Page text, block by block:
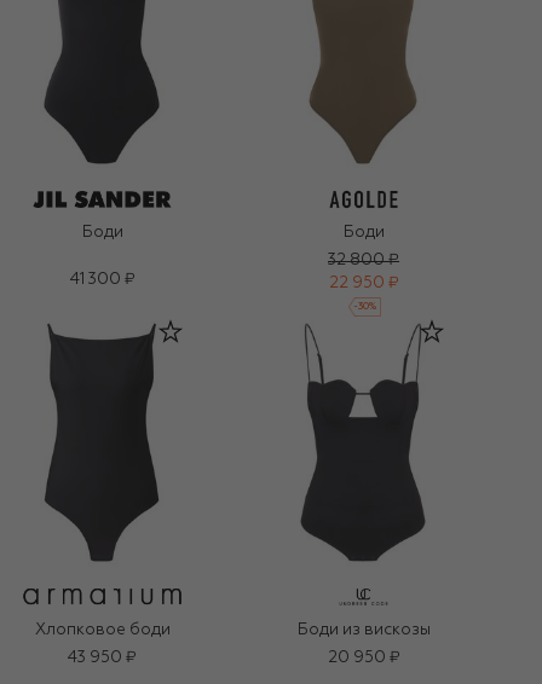
Боди
41 300 ₽
Боди
32 800 ₽
22 950 ₽
-30%
Хлопковое боди
43 950 ₽
Боди из вискозы
20 950 ₽